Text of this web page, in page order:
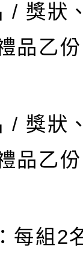
/ 獎狀
品乙
/ 獎狀
品乙
每組2